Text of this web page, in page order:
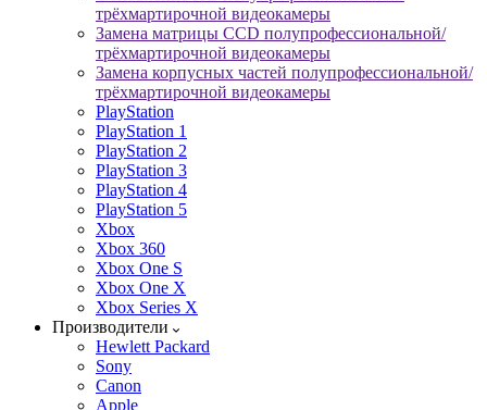
трёхмартирочной видеокамеры
Замена матрицы CCD полупрофессиональной/
трёхмартирочной видеокамеры
Замена корпусных частей полупрофессиональной/
трёхмартирочной видеокамеры
PlayStation
PlayStation 1
PlayStation 2
PlayStation 3
PlayStation 4
PlayStation 5
Xbox
Xbox 360
Xbox One S
Xbox One X
Xbox Series X
Производители
Hewlett Packard
Sony
Canon
Apple